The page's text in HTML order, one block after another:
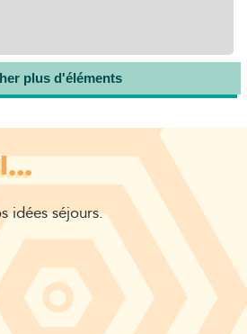
plus d'éléments
idées séjours.